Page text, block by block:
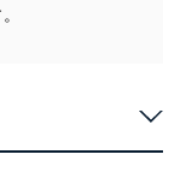
の防止及び是